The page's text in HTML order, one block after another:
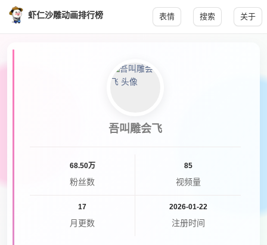
虾仁沙雕动画排行榜 表情 搜索 关于
吾叫雕会飞
68.50万
粉丝数
85
视频量
17
月更数
2026-01-22
注册时间